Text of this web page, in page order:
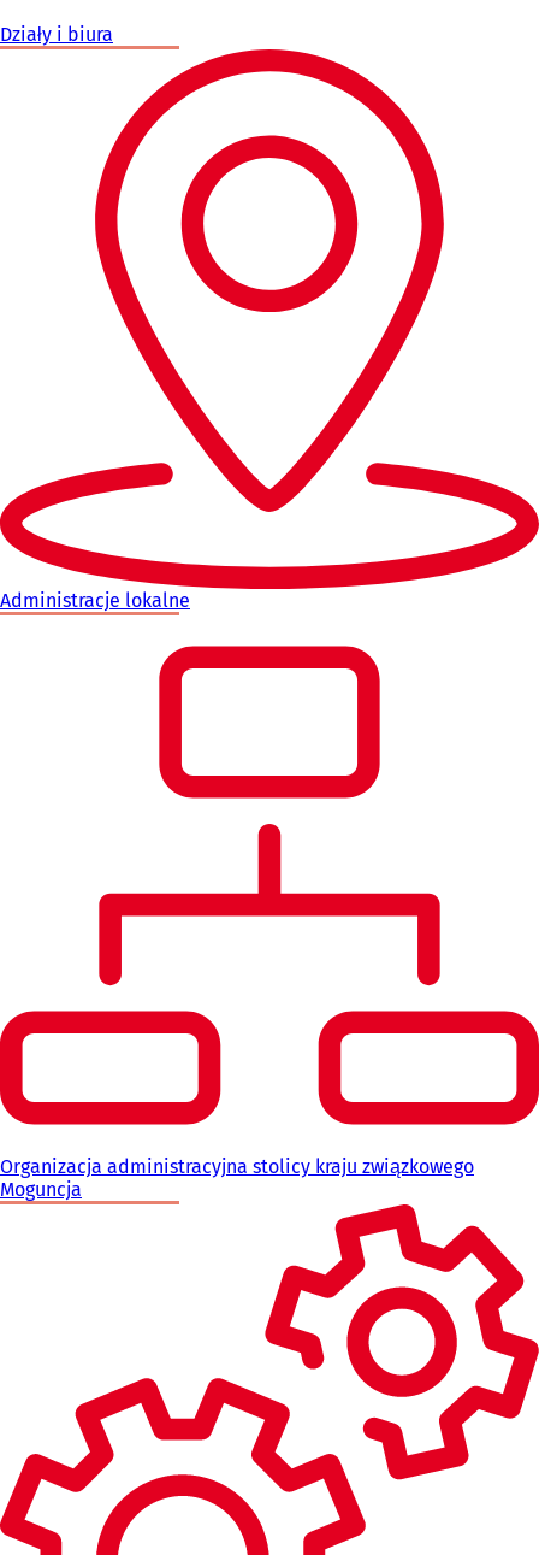
Działy i biura
Administracje lokalne
Organizacja administracyjna stolicy kraju związkowego
Moguncja